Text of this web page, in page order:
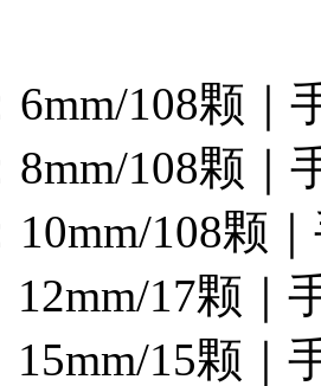
6mm/108颗｜
8mm/108颗｜
10mm/108颗
12mm/17颗｜
15mm/15颗｜